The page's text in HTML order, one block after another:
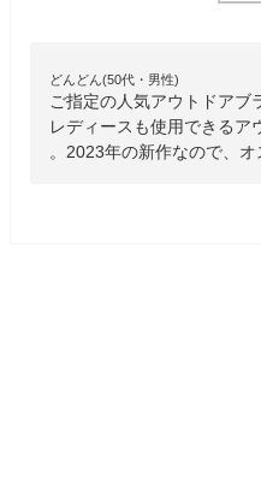
どんどん(50代・男性)
ご指定の人気アウトドアブ
レディースも使用できるア
。2023年の新作なので、オ